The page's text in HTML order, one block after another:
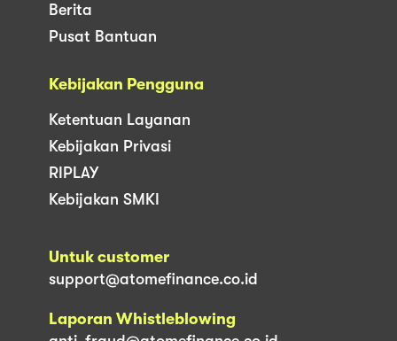
Berita
Pusat Bantuan
Kebijakan Pengguna
Ketentuan Layanan
Kebijakan Privasi
RIPLAY
Kebijakan SMKI
Untuk customer
support@atomefinance.co.id
Laporan Whistleblowing